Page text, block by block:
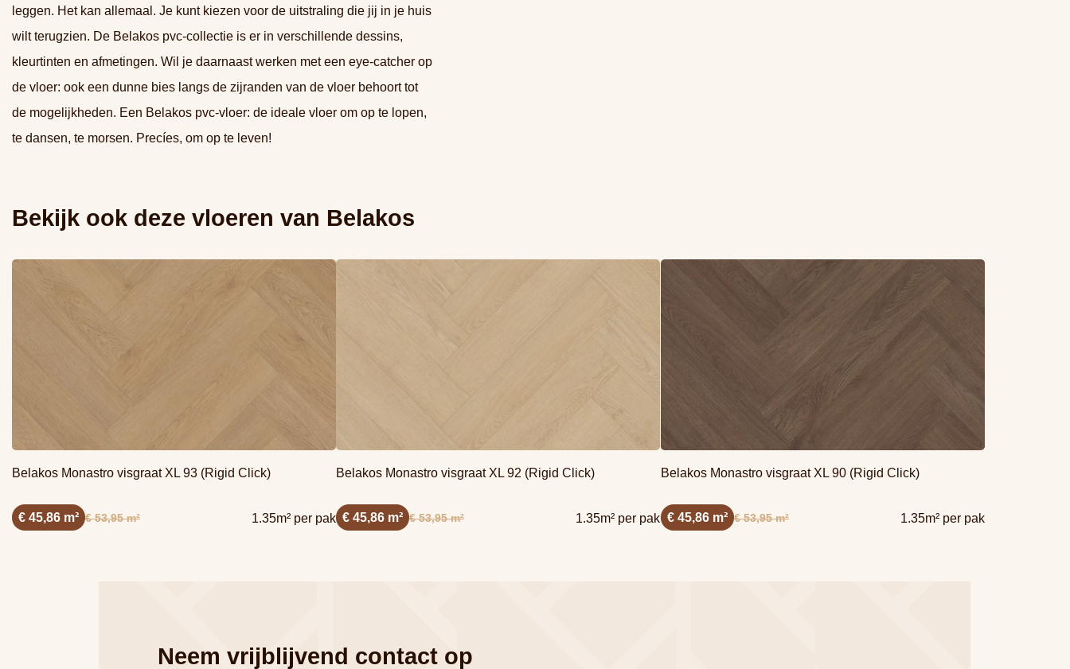
leggen. Het kan allemaal. Je kunt kiezen voor de uitstraling die jij in je huis
wilt terugzien. De Belakos pvc-collectie is er in verschillende dessins,
kleurtinten en afmetingen. Wil je daarnaast werken met een eye-catcher op
de vloer: ook een dunne bies langs de zijranden van de vloer behoort tot
de mogelijkheden. Een Belakos pvc-vloer: de ideale vloer om op te lopen,
te dansen, te morsen. Precíes, om op te leven!
Bekijk ook deze vloeren van Belakos
Belakos Monastro visgraat XL 93 (Rigid Click)
€ 45,86 m² € 53,95 m² 1.35m² per pak
Lees meer overBelakos Monastro visgraat XL 93 (Rigid
Belakos Monastro visgraat XL 92 (Rigid Click)
€ 45,86 m² € 53,95 m² 1.35m² per pak
Lees meer overBelakos Monastro visgraat XL 92 (Rigid
Belakos Monastro visgraat XL 90 (Rigid Click)
€ 45,86 m² € 53,95 m² 1.35m² per pak
Lees meer overBelakos Monastro visgraat XL 90 (Rigid
Neem vrijblijvend contact op